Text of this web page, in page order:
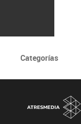
Categorías